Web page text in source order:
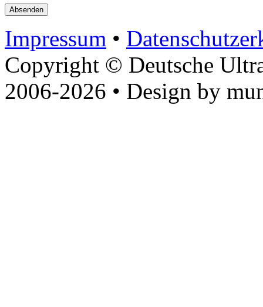
Impressum •
Copyright © Deutsche
2006-2026 • Design by